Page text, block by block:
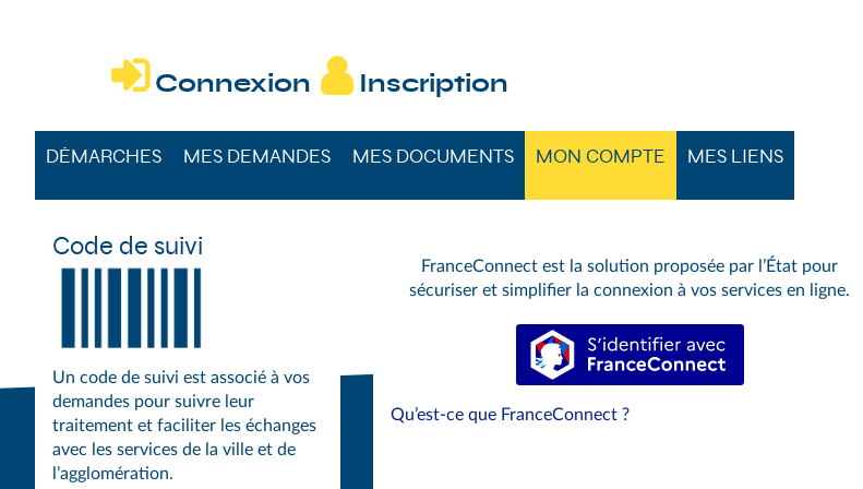
 Connexion  Inscription
DÉMARCHES MES DEMANDES MES DOCUMENTS MON COMPTE MES LIENS
Code de suivi
Un code de suivi est associé à vos
demandes pour suivre leur
traitement et faciliter les échanges
avec les services de la ville et de
l’agglomération.
FranceConnect est la solution proposée par l’État pour
sécuriser et simplifier la connexion à vos services en ligne.
S’identifier avec FranceConnect
Qu’est-ce que FranceConnect ?